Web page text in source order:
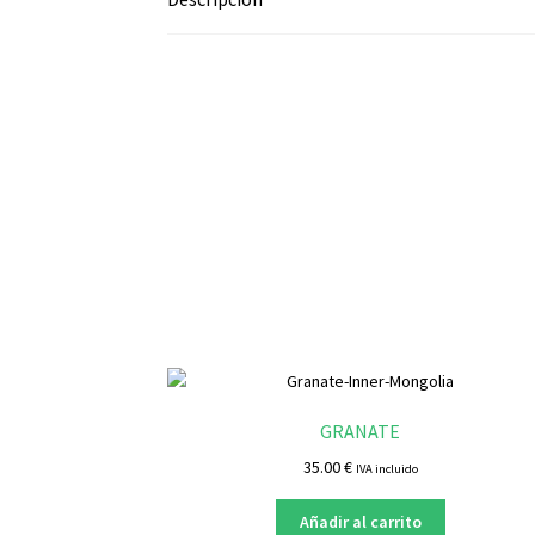
GRANATE
35.00€ IVA incluido
Añadir al carrito